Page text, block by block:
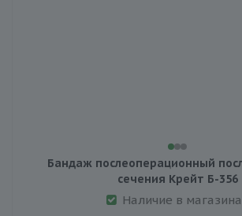
Бандаж послеоперационный
сечения Крейт Б-356
Наличие в